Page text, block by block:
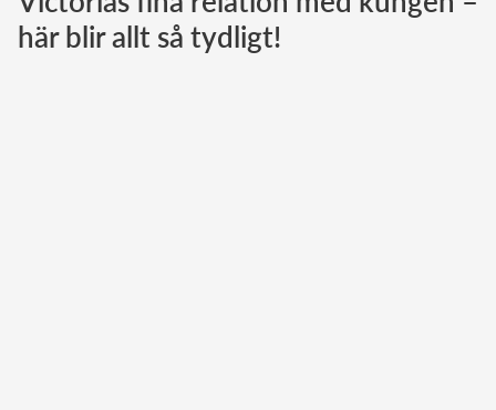
Norska kungahuset
här blir allt så tydligt!